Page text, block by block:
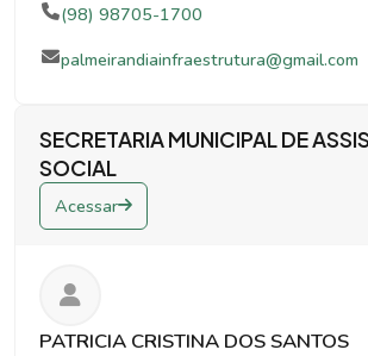
(98) 98705-1700
palmeirandiainfraestrutura@gmail.com
SECRETARIA MUNICIPAL DE
SOCIAL
Acessar
PATRICIA CRISTINA DOS SANTOS